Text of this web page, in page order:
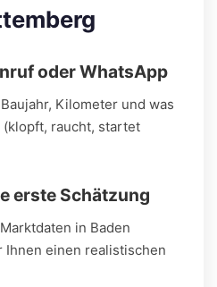
oder WhatsApp
Kilometer und was
raucht, startet
erste Schätzung
in Baden
einen realistischen